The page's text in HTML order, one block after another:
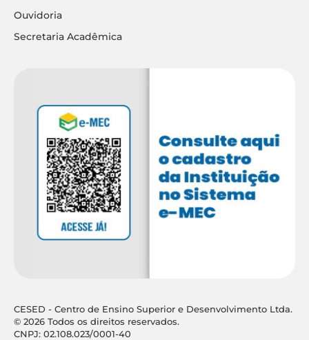
Ouvidoria
Secretaria Acadêmica
CESED - Centro de Ensino Superior e Desenvolvimento Ltda.
© 2026 Todos os direitos reservados.
CNPJ: 02.108.023/0001-40